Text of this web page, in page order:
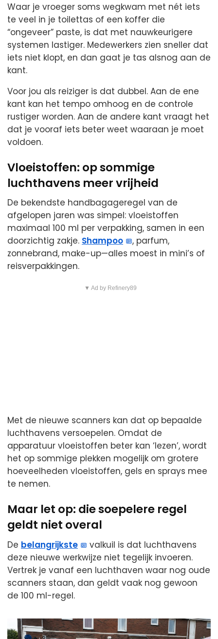
Waar je vroeger soms wegkwam met nét iets
te veel in je toilettas of een koffer die
“ongeveer” paste, is dat met nauwkeurigere
systemen lastiger. Medewerkers zien sneller dat
iets niet klopt, en dan gaat je tas alsnog aan de
kant.
Voor jou als reiziger is dat dubbel. Aan de ene
kant kan het tempo omhoog en de controle
rustiger worden. Aan de andere kant vraagt het
dat je vooraf iets beter weet waaraan je moet
voldoen.
Vloeistoffen: op sommige
luchthavens meer vrijheid
De bekendste handbagageregel van de
afgelopen jaren was simpel: vloeistoffen
maximaal 100 ml per verpakking, samen in een
doorzichtig zakje. Shampoo
, parfum,
zonnebrand, make-up—alles moest in mini’s of
reisverpakkingen.
▼ Ad by Refinery89
Met de nieuwe scanners kan dat op bepaalde
luchthavens versoepelen. Omdat de
apparatuur vloeistoffen beter kan ‘lezen’, wordt
het op sommige plekken mogelijk om grotere
hoeveelheden vloeistoffen, gels en sprays mee
te nemen.
Maar let op: die soepelere regel
geldt niet overal
De belangrijkste
valkuil is dat luchthavens
deze nieuwe werkwijze niet tegelijk invoeren.
Vertrek je vanaf een luchthaven waar nog oude
scanners staan, dan geldt vaak nog gewoon
de 100 ml-regel.